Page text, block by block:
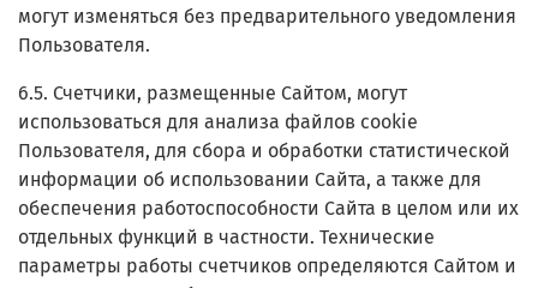
могут изменяться без предварительного уведомления
Пользователя.
6.5. Счетчики, размещенные Сайтом, могут
использоваться для анализа файлов cookie
Пользователя, для сбора и обработки статистической
информации об использовании Сайта, а также для
обеспечения работоспособности Сайта в целом или их
отдельных функций в частности. Технические
параметры работы счетчиков определяются Сайтом и